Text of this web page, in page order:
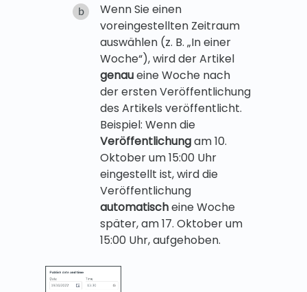
Wenn Sie einen
voreingestellten Zeitraum
auswählen (z. B. „In einer
Woche“), wird der Artikel
genaueine Woche nach
der ersten Veröffentlichung
des Artikels veröffentlicht.
Beispiel: Wenn die
Veröffentlichungam 10.
Oktober um 15:00 Uhr
eingestellt ist, wird die
Veröffentlichung
automatischeine Woche
später, am 17. Oktober um
15:00 Uhr, aufgehoben.